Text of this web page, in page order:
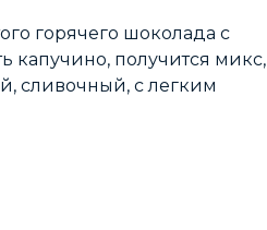
горячего шоколада с
капучино, получится микс,
сливочный, с легким